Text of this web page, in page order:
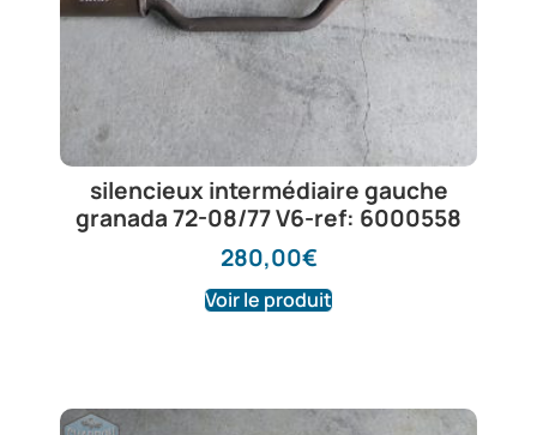
silencieux intermédiaire gauche
granada 72-08/77 V6-ref: 6000558
280,00€
Voir le produit